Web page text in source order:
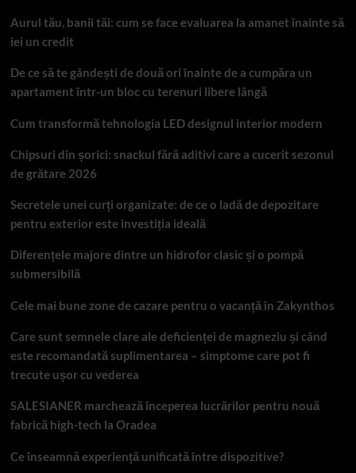
Aurul tău, banii tăi: cum se face evaluarea la amanet înainte să
iei un credit
De ce să te gândești de două ori înainte de a cumpăra un
apartament într-un bloc cu terenuri libere lângă
Cum transformă tehnologia LED designul interior modern
Chipsuri din șorici: snackul fără aditivi care a cucerit sezonul
de grătare 2026
Secretele unei curți organizate: de ce o ladă de depozitare
pentru exterior este investiția ideală
Diferențele majore dintre un hidrofor clasic și o pompă
submersibilă
Cele mai bune zone de cazare pentru o vacanță în Zakynthos
Care sunt semnele clare ale deficienței de magneziu și când
este recomandată suplimentarea – simptome care pot fi
trecute ușor cu vederea
SALESIANER marchează începerea lucrărilor pentru nouă
fabrică high-tech la Oradea
Ce înseamnă experiență unificată între dispozitive?